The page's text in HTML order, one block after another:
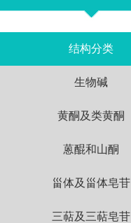
结构分类
生物碱
黄酮及类黄酮
蒽醌和山酮
甾体及甾体皂苷
三萜及三萜皂苷